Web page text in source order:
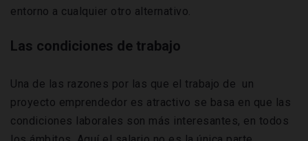
entorno a cualquier otro alternativo.
Las condiciones de trabajo
Una de las razones por las que el trabajo de un
proyecto emprendedor es atractivo se basa en que las
condiciones laborales son más interesantes, en todos